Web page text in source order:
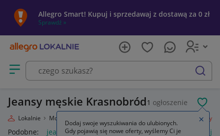
Allegro Smart! Kupuj i sprzedawaj z dostawą za 0 zł
Sprawdź »
Otwórz menu z kategoriami
szukaj
Jeansy męskie Krasnobród1 ogłoszenie
Lokalnie Moda Jeansy
Podobne: jeansy jeansy damskie jeansy wendy trendy
Dodaj swoje wyszukiwania do ulubionych.
Gdy pojawią się nowe oferty, wyślemy Ci je